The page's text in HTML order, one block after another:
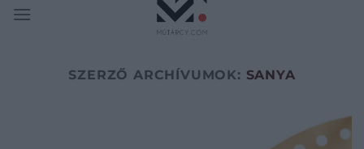
SZERZŐ ARCHÍVUMOK: SANYA